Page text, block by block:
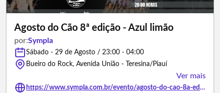
Agosto do Cão 8ª edição - Azul limão
por:Sympla
Sábado - 29 de Agosto / 23:00 - 04:00
Bueiro do Rock, Avenida União - Teresina/Piauí
Ver mais
https://www.sympla.com.br/evento/agosto-do-cao-8a-edicao-azul-limao/3465151